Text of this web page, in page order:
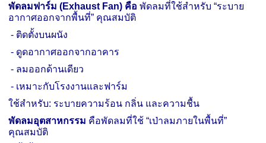
พัดลมฟาร์ม (Exhaust Fan) คือ พัดลมที่ใช้สำหรับ “ระบาย
อากาศออกจากพื้นที่” คุณสมบัติ
- ติดตั้งบนผนัง
- ดูดอากาศออกจากอาคาร
- ลมออกด้านเดียว
- เหมาะกับโรงงานและฟาร์ม
ใช้สำหรับ: ระบายความร้อน กลิ่น และความชื้น
พัดลมอุตสาหกรรม คือพัดลมที่ใช้ “เป่าลมภายในพื้นที่”
คุณสมบัติ